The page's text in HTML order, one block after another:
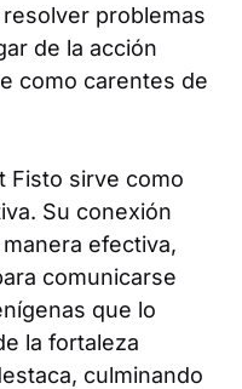
problemas
de la acción
como carentes de
Fisto sirve como
Su conexión
efectiva,
comunicarse
que lo
la fortaleza
culminando